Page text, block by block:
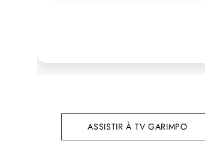
ASSISTIR À TV GARIMPO